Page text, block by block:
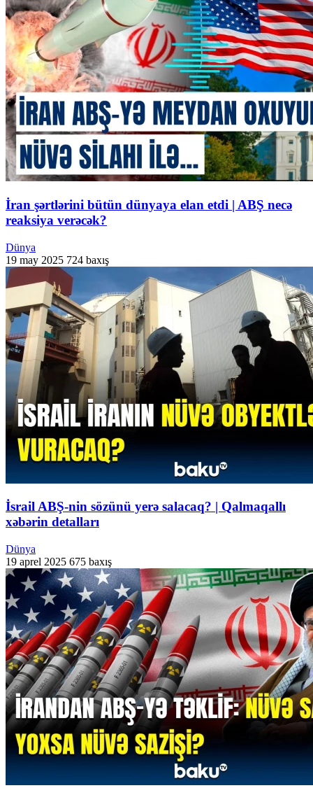
İran şərtlərini bütün dünyaya elan etdi | ABŞ necə
reaksiya verəcək?
Dünya
19 may 2025 724 baxış
İsrail ABŞ-nin sözünü yerə salacaq? | Qalmaqallı
xəbərin detalları
Dünya
19 aprel 2025 675 baxış